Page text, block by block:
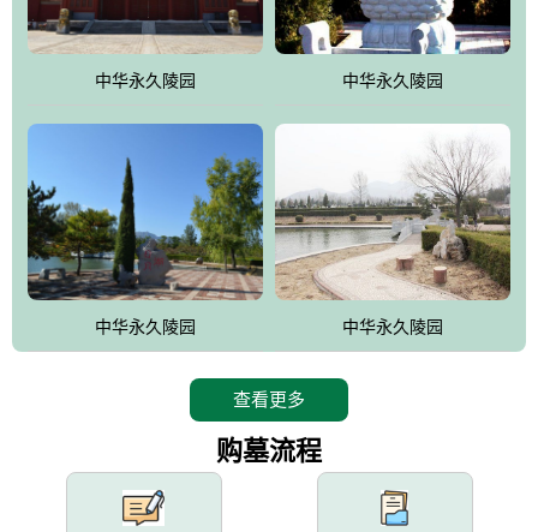
中华永久陵园 中华永久陵园
中华永久陵园 中华永久陵园
查看更多
购墓流程